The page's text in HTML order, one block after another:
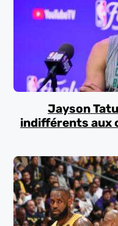
Jayson
indifférents aux